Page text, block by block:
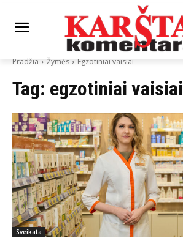
Pradžia Žymės Egzotiniai vaisiai
Tag: egzotiniai vaisiai
Sveikata